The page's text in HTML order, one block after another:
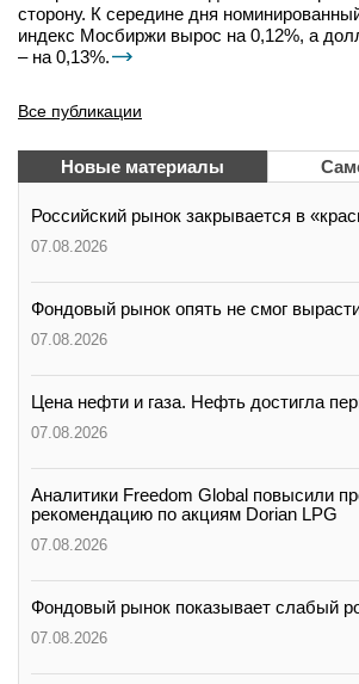
сторону. К середине дня
индекс Мосбиржи вырос на 0,12%, а
– на 0,13%.
Все публикации
Новые материалы
Российский рынок закрывается в
07.08.2026
Фондовый рынок опять не смог
07.08.2026
Цена нефти и газа. Нефть достигла
07.08.2026
Аналитики Freedom Global повысили
рекомендацию по акциям Dorian LPG
07.08.2026
Фондовый рынок показывает слабый
07.08.2026